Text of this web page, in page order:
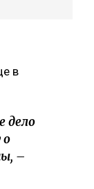
в
дело
о
–